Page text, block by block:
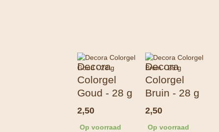
Decora
Colorgel
Goud - 28 g
2,50
Op voorraad
Decora
Colorgel
Bruin - 28 g
2,50
Op voorraad